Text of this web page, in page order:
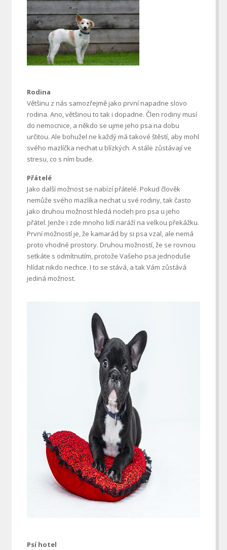
Rodina
Většinu z nás samozřejmě jako první napadne slovo
rodina. Ano, většinou to tak i dopadne. Člen rodiny musí
do nemocnice, a někdo se ujme jeho psa na dobu
určitou. Ale bohužel ne každý má takové štěstí, aby mohl
svého mazlíčka nechat u blízkých. A stále zůstávají ve
stresu, co s ním bude.
Přátelé
Jako další možnost se nabízí přátelé. Pokud člověk
nemůže svého mazlíka nechat u své rodiny, tak často
jako druhou možnost hledá nocleh pro psa u jeho
přátel. Jenže i zde mnoho lidí naráží na velkou překážku.
První možností je, že kamarád by si psa vzal, ale nemá
proto vhodné prostory. Druhou možností, že se rovnou
setkáte s odmítnutím, protože Vašeho psa jednoduše
hlídat nikdo nechce. I to se stává, a tak Vám zůstává
jediná možnost.
Psí hotel